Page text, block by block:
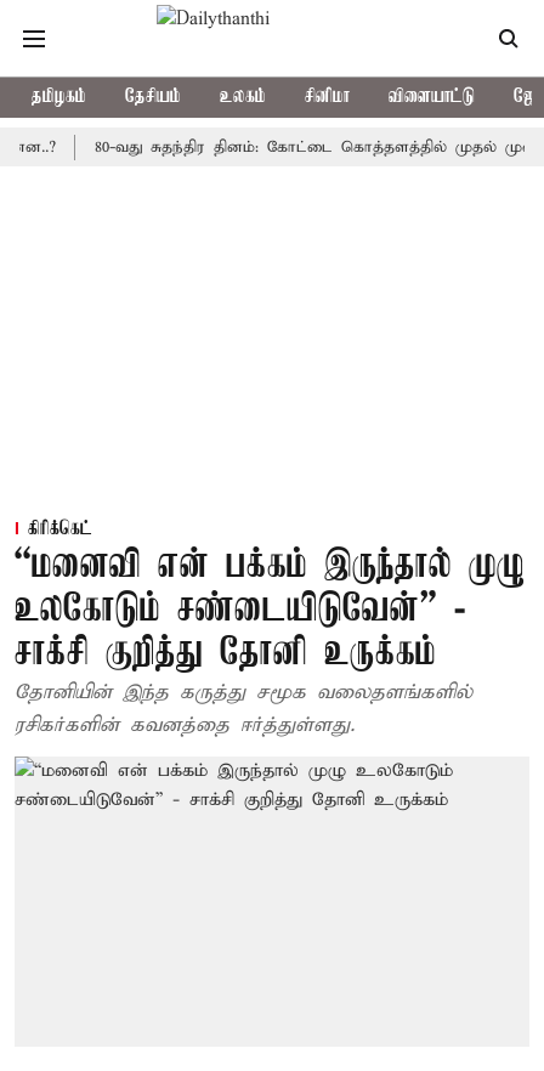
தமிழகம் தேசியம் உலகம் சினிமா விளையாட்டு
80-வது சுதந்திர தினம்: கோட்டை கொத்தளத்தில் முதல் முறையாக
கிரிக்கெட்
“மனைவி என் பக்கம் இருந்தால் முழு
உலகோடும் சண்டையிடுவேன்” -
சாக்சி குறித்து தோனி உருக்கம்
தோனியின் இந்த கருத்து சமூக வலைதளங்களில்
ரசிகர்களின் கவனத்தை ஈர்த்துள்ளது.